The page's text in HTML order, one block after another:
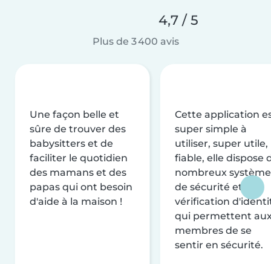
4,7 / 5
Plus de 3 400 avis
Une façon belle et
sûre de trouver des
babysitters et de
faciliter le quotidien
des mamans et des
papas qui ont besoin
d'aide à la maison !
Cette application
super simple à
utiliser, super utile,
fiable, elle dispose
nombreux
de sécurité et de
vérification
qui permettent
membres de se
sentir en sécurité.